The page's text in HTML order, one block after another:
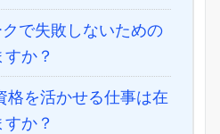
で失敗しないための
か？
格を活かせる仕事は在
か？